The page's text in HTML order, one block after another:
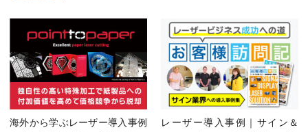
海外から学ぶレーザー導入事例
レーザー導入事例｜サイン＆